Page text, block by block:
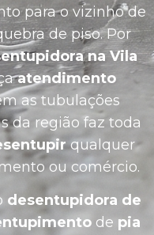
para o vizinho de
de piso. Por
na Vila
atendimento
as tubulações
da região faz toda
qualquer
ou comércio.
desentupidora de
de pia